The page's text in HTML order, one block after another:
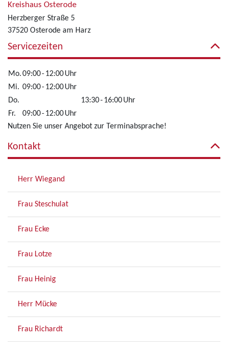
Kreishaus Osterode
Herzberger Straße 5
37520 Osterode am Harz
Servicezeiten
Mo.09:00-12:00Uhr
Mi. 09:00-12:00Uhr
Do.
13:30-16:00Uhr
Fr.
09:00-12:00Uhr
Nutzen Sie unser Angebot zur Terminabsprache!
Kontakt
Herr Wiegand
Frau Steschulat
Frau Ecke
Frau Lotze
Frau Heinig
Herr Mücke
Frau Richardt